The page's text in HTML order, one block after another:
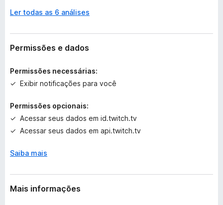
x
s
t
m
v
l
i
a
õ
Ler todas as 6 análises
Permissões e dados
Permissões necessárias:
Exibir notificações para você
Permissões opcionais:
Acessar seus dados em id.twitch.tv
Acessar seus dados em api.twitch.tv
Saiba mais
Mais informações